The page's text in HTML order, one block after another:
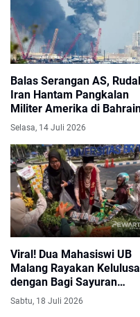
Balas Serangan AS, Rudal
Iran Hantam Pangkalan
Militer Amerika di
dan Yordania
Selasa, 14 Juli 2026
Viral! Dua Mahasiswi UB
Malang Rayakan
dengan Bagi Sayuran
Gratis, Tuai Pujian
Warganet
Sabtu, 18 Juli 2026